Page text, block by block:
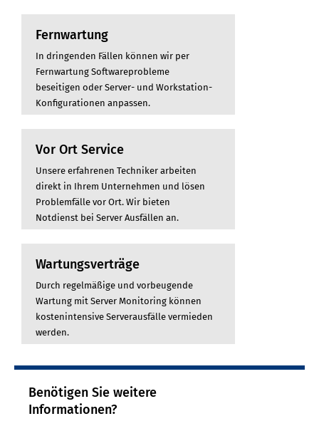
Fernwartung
In dringenden Fällen können wir per
Fernwartung Softwareprobleme
beseitigen oder Server- und Workstation-
Konfigurationen anpassen.
Vor Ort Service
Unsere erfahrenen Techniker arbeiten
direkt in Ihrem Unternehmen und lösen
Problemfälle vor Ort. Wir bieten
Notdienst bei Server Ausfällen an.
Wartungsverträge
Durch regelmäßige und vorbeugende
Wartung mit Server Monitoring können
kostenintensive Serverausfälle vermieden
werden.
Benötigen Sie weitere
Informationen?